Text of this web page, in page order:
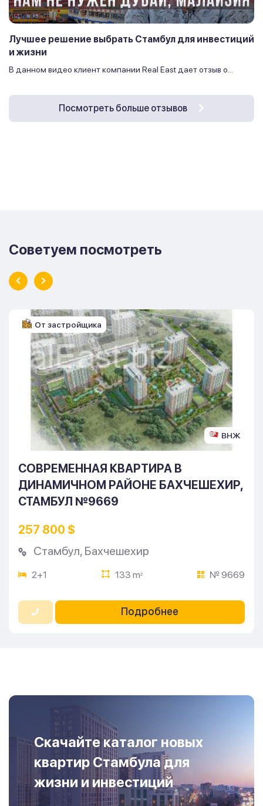
Лучшее решение выбрать Стамбул для инвестиций
и жизни
В данном видео клиент компании Real East дает отзыв о...
Посмотреть больше отзывов
Советуем посмотреть
ВНЖ
От застройщика
СОВРЕМЕННАЯ КВАРТИРА В
ДИНАМИЧНОМ РАЙОНЕ БАХЧЕШЕХИР,
СТАМБУЛ №9669
257 800 $
Стамбул, Бахчешехир
2+1 133 m2 № 9669
Подробнее
Скачайте каталог новых
квартир Стамбула для
жизни и инвестиций